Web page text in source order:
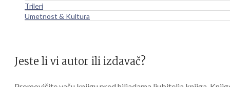
Trileri
Umetnost & Kultura
Jeste li vi autor ili izdavač?